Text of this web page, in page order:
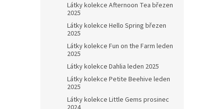
Látky kolekce Afternoon Tea březen
2025
Látky kolekce Hello Spring březen
2025
Látky kolekce Fun on the Farm leden
2025
Látky kolekce Dahlia leden 2025
Látky kolekce Petite Beehive leden
2025
Látky kolekce Little Gems prosinec